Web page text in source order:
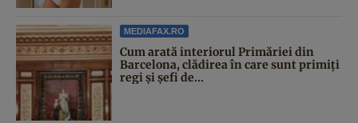
MEDIAFAX.RO
Cum arată interiorul Primăriei din
Barcelona, clădirea în care sunt primiți
regi și șefi de...